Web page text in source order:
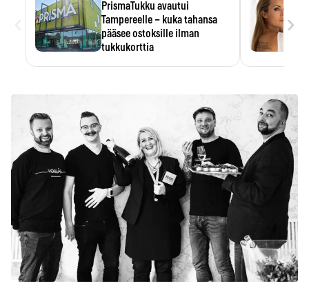
PrismaTukku avautui
Tampereelle – kuka tahansa
pääsee ostoksille ilman
tukkukorttia
›